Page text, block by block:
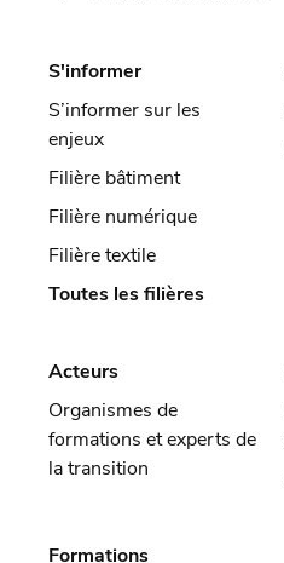
S'informer
S’informer sur les
enjeux
Filière bâtiment
Filière numérique
Filière textile
Toutes les filières
Acteurs
Organismes de
formations et experts de
la transition
Formations